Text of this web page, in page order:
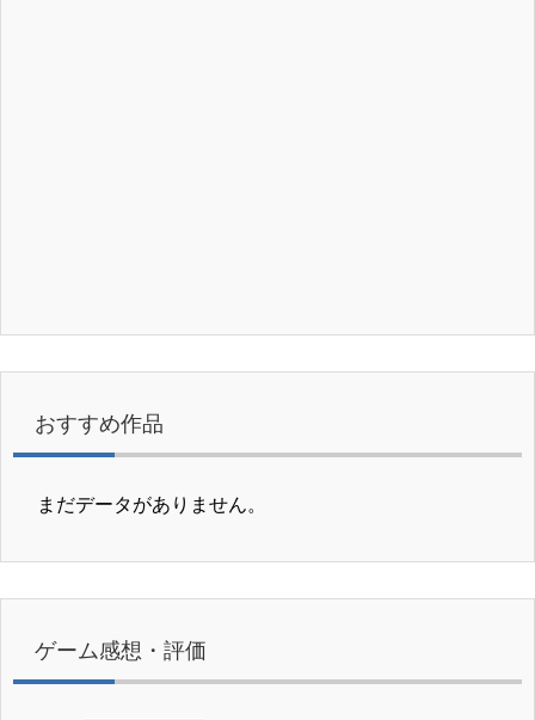
おすすめ作品
まだデータがありません。
ゲーム感想・評価